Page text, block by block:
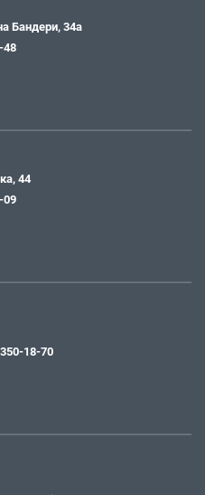
Бандери, 34а
48
44
09
18-70